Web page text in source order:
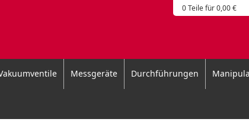
0 Teile für 0,00 €
Messgeräte Durchführungen